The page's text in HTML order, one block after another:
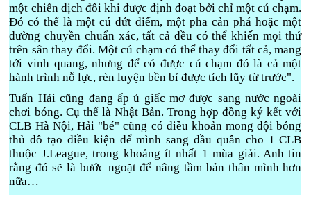
một chiến dịch đôi khi được định đoạt bởi chỉ một cú chạm.
Đó có thể là một cú dứt điểm, một pha cản phá hoặc một
đường chuyền chuẩn xác, tất cả đều có thể khiến mọi thứ
trên sân thay đổi. Một cú chạm có thể thay đổi tất cả, mang
tới vinh quang, nhưng để có được cú chạm đó là cả một
hành trình nỗ lực, rèn luyện bền bỉ được tích lũy từ trước".
Tuấn Hải cũng đang ấp ủ giấc mơ được sang nước ngoài
chơi bóng. Cụ thể là Nhật Bản. Trong hợp đồng ký kết với
CLB Hà Nội, Hải "bé" cũng có điều khoản mong đội bóng
thủ đô tạo điều kiện để mình sang đầu quân cho 1 CLB
thuộc J.League, trong khoảng ít nhất 1 mùa giải. Anh tin
rằng đó sẽ là bước ngoặt để nâng tầm bản thân mình hơn
nữa…